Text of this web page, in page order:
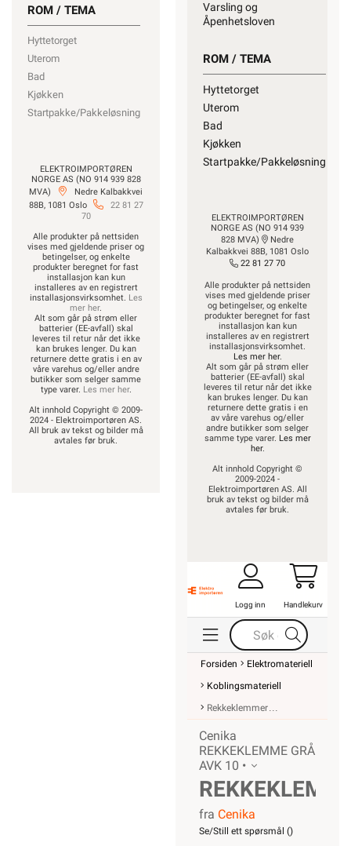
ROM / TEMA
Hyttetorget
Uterom
Bad
Kjøkken
Startpakke/Pakkeløsning
ELEKTROIMPORTØREN
NORGE AS (NO 914 939 828
MVA)
Nedre Kalbakkvei
88B, 1081 Oslo
22 81 27
70
Alle produkter på nettsiden
vises med gjeldende priser og
betingelser, og enkelte
produkter beregnet for fast
installasjon kan kun
installeres av en registrert
installasjonsvirksomhet. Les
mer her.
Alt som går på strøm eller
batterier (EE-avfall) skal
leveres til retur når det ikke
kan brukes lenger. Du kan
returnere dette gratis i en av
våre varehus og/eller andre
butikker som selger samme
type varer. Les mer her.
Alt innhold Copyright © 2009-
2024 - Elektroimportøren AS.
All bruk av tekst og bilder må
avtales før bruk.
Varsling og
Åpenhetsloven
ROM / TEMA
Hyttetorget
Uterom
Bad
Kjøkken
Startpakke/Pakkeløsning
ELEKTROIMPORTØREN
NORGE AS (NO 914 939
828 MVA)
Nedre
Kalbakkvei 88B, 1081 Oslo
22 81 27 70
Alle produkter på nettsiden
vises med gjeldende priser
og betingelser, og enkelte
produkter beregnet for fast
installasjon kan kun
installeres av en registrert
installasjonsvirksomhet.
Les mer her.
Alt som går på strøm eller
batterier (EE-avfall) skal
leveres til retur når det ikke
kan brukes lenger. Du kan
returnere dette gratis i en
av våre varehus og/eller
andre butikker som selger
samme type varer. Les mer
her.
Alt innhold Copyright ©
2009-2024 -
Elektroimportøren AS. All
bruk av tekst og bilder må
avtales før bruk.
Logg inn Handlekurv
Forsiden
Elektromateriell
Koblingsmateriell
Rekkeklemmer
Cenika
REKKEKLEMME GRÅ
AVK 10 •
AVK 10
fra Cenika
Se/Still ett spørsmål ()